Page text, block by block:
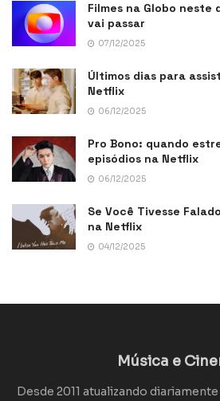
Filmes na Globo neste
vai passar
07/12/2025
Últimos dias para
Netflix
06/12/2025
Pro Bono: quando
episódios na Netflix
06/12/2025
Se Você Tivesse
na Netflix
04/12/2025
Música e
Desde 2011 atualizando